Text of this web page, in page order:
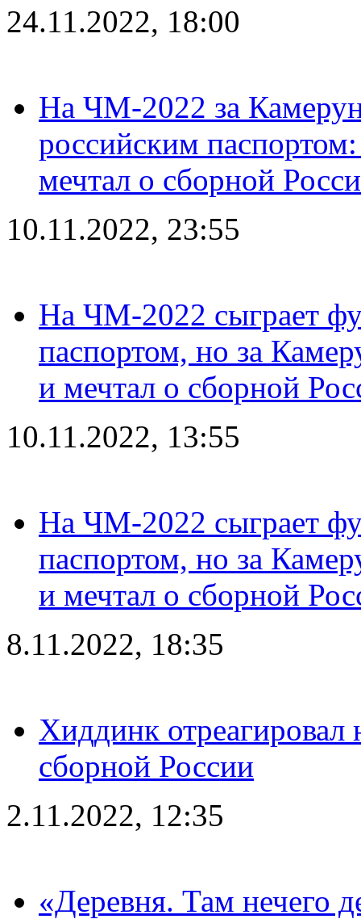
24.11.2022, 18:00
На ЧМ-2022 за
российским
мечтал о сборной
10.11.2022, 23:55
На ЧМ-2022 сыграет
паспортом, но за
и мечтал о сборной
10.11.2022, 13:55
На ЧМ-2022 сыграет
паспортом, но за
и мечтал о сборной
8.11.2022, 18:35
Хиддинк отреагировал
сборной России
2.11.2022, 12:35
«Деревня. Там нечего